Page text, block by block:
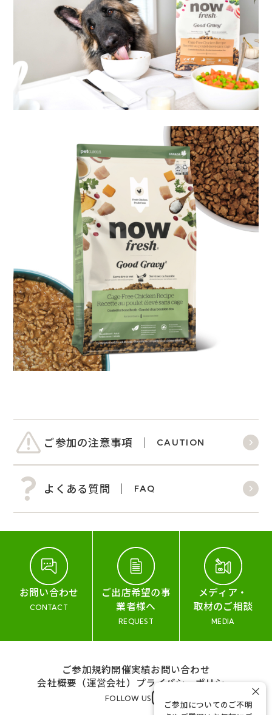
ご参加の注意事項 CAUTION
よくある質問 FAQ
お問い合わせ
CONTACT
ご出店希望の事
業者様へ
REQUEST
メディア・
取材のご相談
MEDIA
ご参加規約開催実績お問い合わせ
会社概要（運営会社） プライバシーポリシー
FOLLOW US
ご参加についてのご不明
×